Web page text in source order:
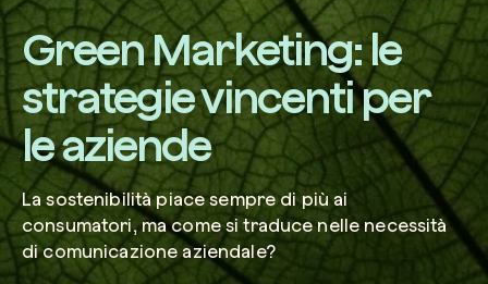
Richiedi consulenza
Carbon Project
Magazine
Glossario
Piattaforma
Ita
Green Marketing: le
strategie vincenti per
le aziende
La sostenibilità piace sempre di più ai
consumatori, ma come si traduce nelle necessità
di comunicazione aziendale?
dei nostri progetti nel mondo. Usa la
dashboard dedicata per gestire e
l’impatto che hai generato.
Accedi o registrati alla web-app
Compila il modulo per ricevere una
consulenza personalizzata dal nostro
esperti.
Nome e Cognome*
Email di lavoro*